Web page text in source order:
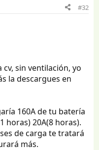
#32
sin ventilación, yo
la descargues en
160A de tu batería
horas) 20A(8 horas).
de carga te tratará
más.